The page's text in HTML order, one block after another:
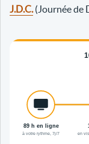
J.D.C.(Journée de